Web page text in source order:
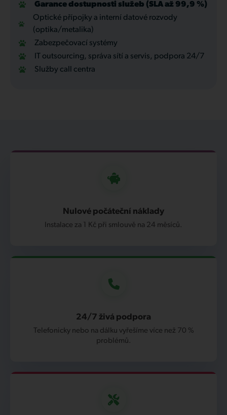
Garance dostupnosti služeb (SLA až 99,9 %)
Optické přípojky a interní datové rozvody
(optika/metalika)
Zabezpečovací systémy
IT outsourcing, správa sítí a servis, podpora 24/7
Služby call centra
Nulové počáteční náklady
Instalace za 1 Kč při smlouvě na 24 měsíců.
24/7 živá podpora
Telefonicky nebo na dálku vyřešíme více než 70 %
problémů.